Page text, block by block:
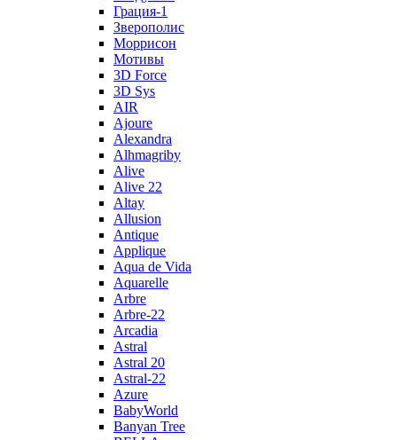
Грация-1
Зверополис
Моррисон
Мотивы
3D Force
3D Sys
AIR
Ajoure
Alexandra
Alhmagriby
Alive
Alive 22
Altay
Allusion
Antique
Applique
Aqua de Vida
Aquarelle
Arbre
Arbre-22
Arcadia
Astral
Astral 20
Astral-22
Azure
BabyWorld
Banyan Tree